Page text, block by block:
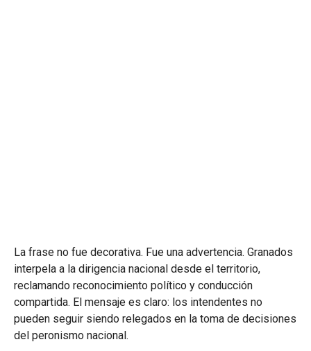
La frase no fue decorativa. Fue una advertencia. Granados
interpela a la dirigencia nacional desde el territorio,
reclamando reconocimiento político y conducción
compartida. El mensaje es claro: los intendentes no
pueden seguir siendo relegados en la toma de decisiones
del peronismo nacional.